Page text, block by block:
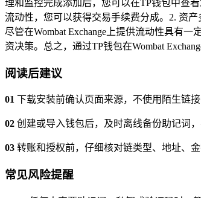
理和监控完成添加后，您可以在TP钱包中查
流动性，您可以获得交易手续费分成。2. 资
尽管在Wombat Exchange上提供流动性具有
资决策。总之，通过TP钱包在Wombat
阅读后建议
01 下载安装前确认页面来源，不使用陌生链
02 创建或导入钱包后，及时离线备份助记词，
03 转账和授权前，仔细核对链类型、地址、
常见风险提醒